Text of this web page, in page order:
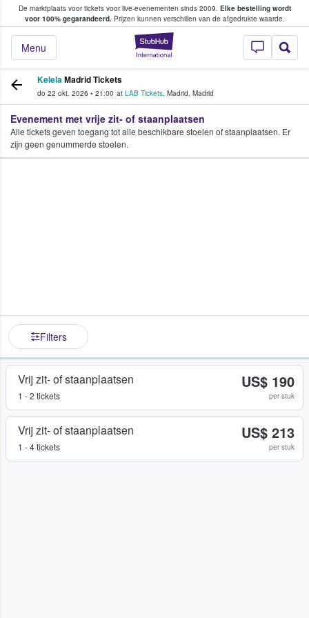
De marktplaats voor tickets voor live-evenementen sinds 2009. Elke bestelling wordt
voor 100% gegarandeerd.Prijzen kunnen verschillen van de afgedrukte waarde.
StubHub: waar
Menu
tickets kopen en verkopen
KelelaMadrid Tickets
do 22 okt. 2026 • 21:00 at LAB Tickets, Madrid, Madrid
Evenement met vrije zit- of staanplaatsen
Alle tickets geven toegang tot alle beschikbare stoelen of staanplaatsen. Er
zijn geen genummerde stoelen.
Filters
Vrij zit- of staanplaatsen
1 - 2 tickets
US$ 190
per stuk
Vrij zit- of staanplaatsen
1 - 4 tickets
US$ 213
per stuk